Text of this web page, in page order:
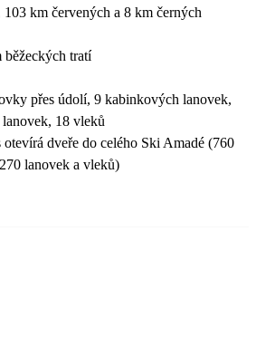
km červených a 8 km černých
běžeckých tratí
přes údolí, 9 kabinkových lanovek,
18 vleků
otevírá dveře do celého Ski Amadé (760
lanovek a vleků)